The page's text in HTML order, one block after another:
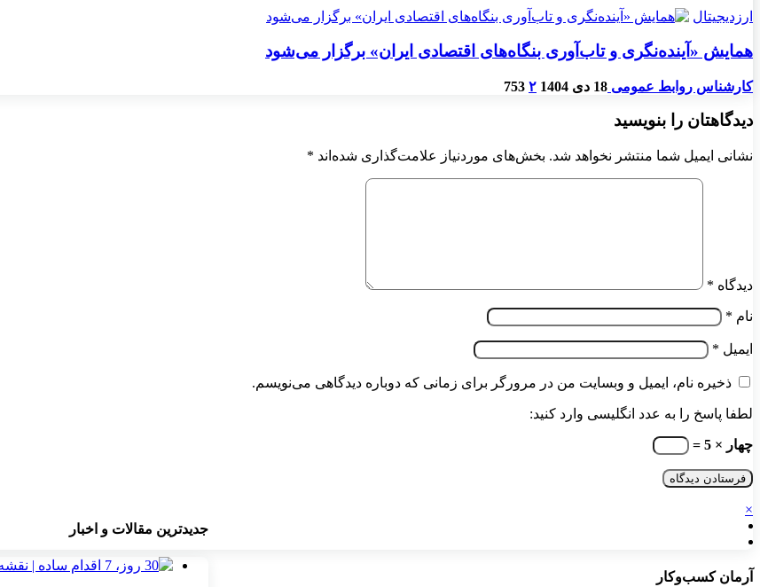
ارزدیجیتال
همایش «آینده‌نگری و تاب‌آوری بنگاه‌های اقتصادی ایران» برگزار می‌شود
کارشناس روابط عمومی 18 دی 1404 ۲ 753
دیدگاهتان را بنویسید
نشانی ایمیل شما منتشر نخواهد شد. بخش‌های موردنیاز علامت‌گذاری شده‌اند *
دیدگاه *
نام *
ایمیل *
ذخیره نام، ایمیل و وبسایت من در مرورگر برای زمانی که دوباره دیدگاهی می‌نویسم.
لطفا پاسخ را به عدد انگلیسی وارد کنید:
چهار × 5 =
جدیدترین مقالات و اخبار
×
آرمان کسب‌وکار